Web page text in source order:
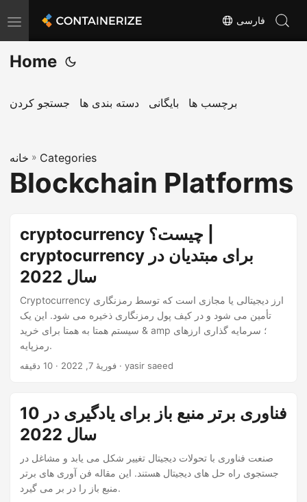
T
o
g
l
a
v
i
فارسی
Home
جستجو کردن دسته بندی ها بایگانی برچسب ها
خانه » Categories
Blockchain Platforms
cryptocurrency چیست؟ |
cryptocurrency برای مبتدیان در
سال 2022
Cryptocurrency ارز دیجیتالی یا مجازی است که توسط رمزنگاری
تأمین می شود و در کیف پول رمزنگاری ذخیره می شود. این یک
سیستم همتا به همتا برای خرید & amp ؛ سرمایه گذاری ارزهای
رمزپایه.
فوریهٔ 7, 2022 · 10 دقیقه · yasir saeed
10 فناوری برتر منبع باز برای یادگیری در
سال 2022
صنعت فناوری با تحولات دیجیتال تغییر شکل می یابد و مشاغل در
جستجوی راه حل های دیجیتال هستند. این مقاله فن آوری های برتر
منبع باز را در بر می گیرد.